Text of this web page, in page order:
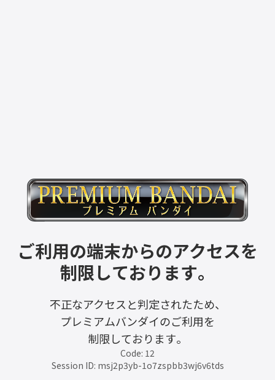
ご利用の端末からのアクセスを
制限しております。
不正なアクセスと判定されたため、
プレミアムバンダイのご利用を
制限しております。
Code: 12
Session ID: msj2p3yb-1o7zspbb3wj6v6tds